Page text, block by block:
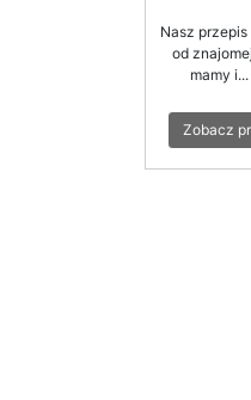
Nasz
od
mamy i...
Zobacz